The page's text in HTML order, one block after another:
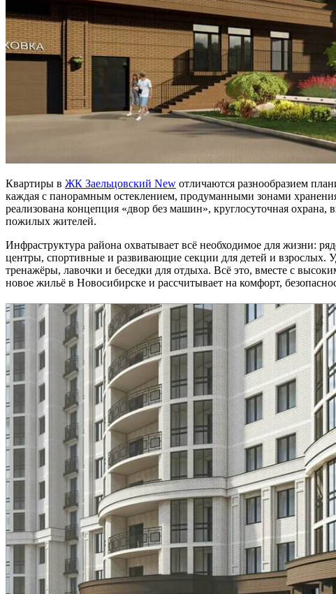
Квартиры в ЖК Заельцовский New отличаются разнообразием
каждая с панорамным остеклением, продуманными зонами
реализована концепция «двор без машин», круглосуточная
пожилых жителей.
Инфраструктура района охватывает всё необходимое для жизни:
центры, спортивные и развивающие секции для детей и взрослых.
тренажёры, лавочки и беседки для отдыха. Всё это, вместе с
новое жильё в Новосибирске и рассчитывает на комфорт,